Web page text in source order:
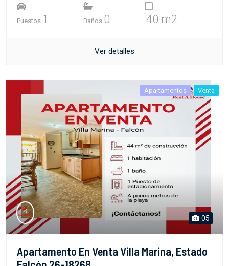
Puestos 1 Baños 0 40 m2
Ver detalles
Apartamentos Venta
05
Apartamento En Venta Villa Marina, Estado